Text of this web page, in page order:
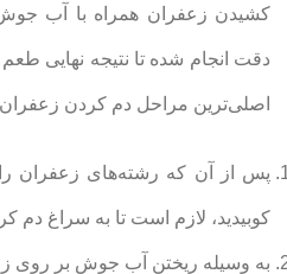
کشیدن زعفران همراه با آب
دقت انجام شده تا نتیجه نهایی
اصلی‌ترین مراحل دم کردن
پس از آن که رشته‌های زعفران را
کوبیدید، لازم است تا به سراغ دم
به وسیله ریختن آب جوش بر روی